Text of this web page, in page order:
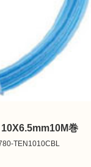
巻
TEN1010CBL